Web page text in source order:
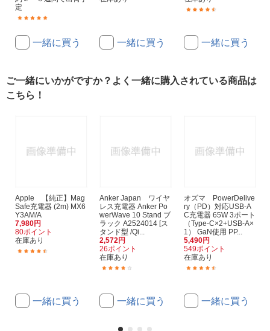
定
一緒に買う 一緒に買う 一緒に買う
ご一緒にいかがですか？よく一緒に購入されている商品は
こちら！
Apple 【純正】Mag
Safe充電器 (2m) MX6
Y3AM/A
7,980円
80ポイント
在庫あり
一緒に買う
Anker Japan ワイヤ
レス充電器 Anker Po
werWave 10 Stand ブ
ラック A2524014 [ス
タンド型 /Qi...
2,572円
26ポイント
在庫あり
一緒に買う
オズマ PowerDelive
ry（PD）対応USB-A
C充電器 65W 3ポート
（Type-C×2+USB-A×
1） GaN使用 PP...
5,490円
549ポイント
在庫あり
一緒に買う